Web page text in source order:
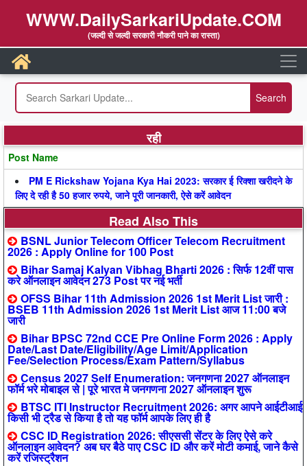
WWW.DailySarkariUpdate.COM
(जल्दी से जल्दी सरकारी नौकरी पाने का रास्ता)
रही
Post Name
PM E Rickshaw Yojana Kya Hai 2023: सरकार ई रिक्शा खरीदने के
लिए दे रही है 50 हजार रुपये, जाने पूरी जानकारी, ऐसे करें आवेदन
Read Also This
BSNL Junior Telecom Officer Telecom Recruitment
2026 : Apply Online for 100 Post
Bihar Samaj Kalyan Vibhag Bharti 2026 : सिर्फ 12वीं पास
करे ऑनलाइन आवेदन 273 Post पर नई भर्ती
OFSS Bihar 11th Admission 2026 1st Merit List जारी :
BSEB 11th Admission 2026 1st Merit List आज 11:00 बजे
जारी
Bihar BPSC 72nd CCE Pre Online Form 2026 : Apply
Date/Last Date/Eligibility/Age Limit/Application
Fee/Selection Process/Exam Pattern/Syllabus
Census 2027 Self Enumeration: जनगणना 2027 ऑनलाइन
फॉर्म भरे मोबाइल से | पूरे भारत मे जनगणना 2027 ऑनलाइन शुरू
BTSC ITI Instructor Recruitment 2026: अगर आपने आईटीआई
किसी भी ट्रैड से किया है तो यह फॉर्म आपके लिए ही है
CSC ID Registration 2026: सीएससी सेंटर के लिए ऐसे करे
ऑनलाइन आवेदन? अब घर बैठे पाए CSC ID और करें मोटी कमाई, जाने कैसे
करें रजिस्ट्रैशन